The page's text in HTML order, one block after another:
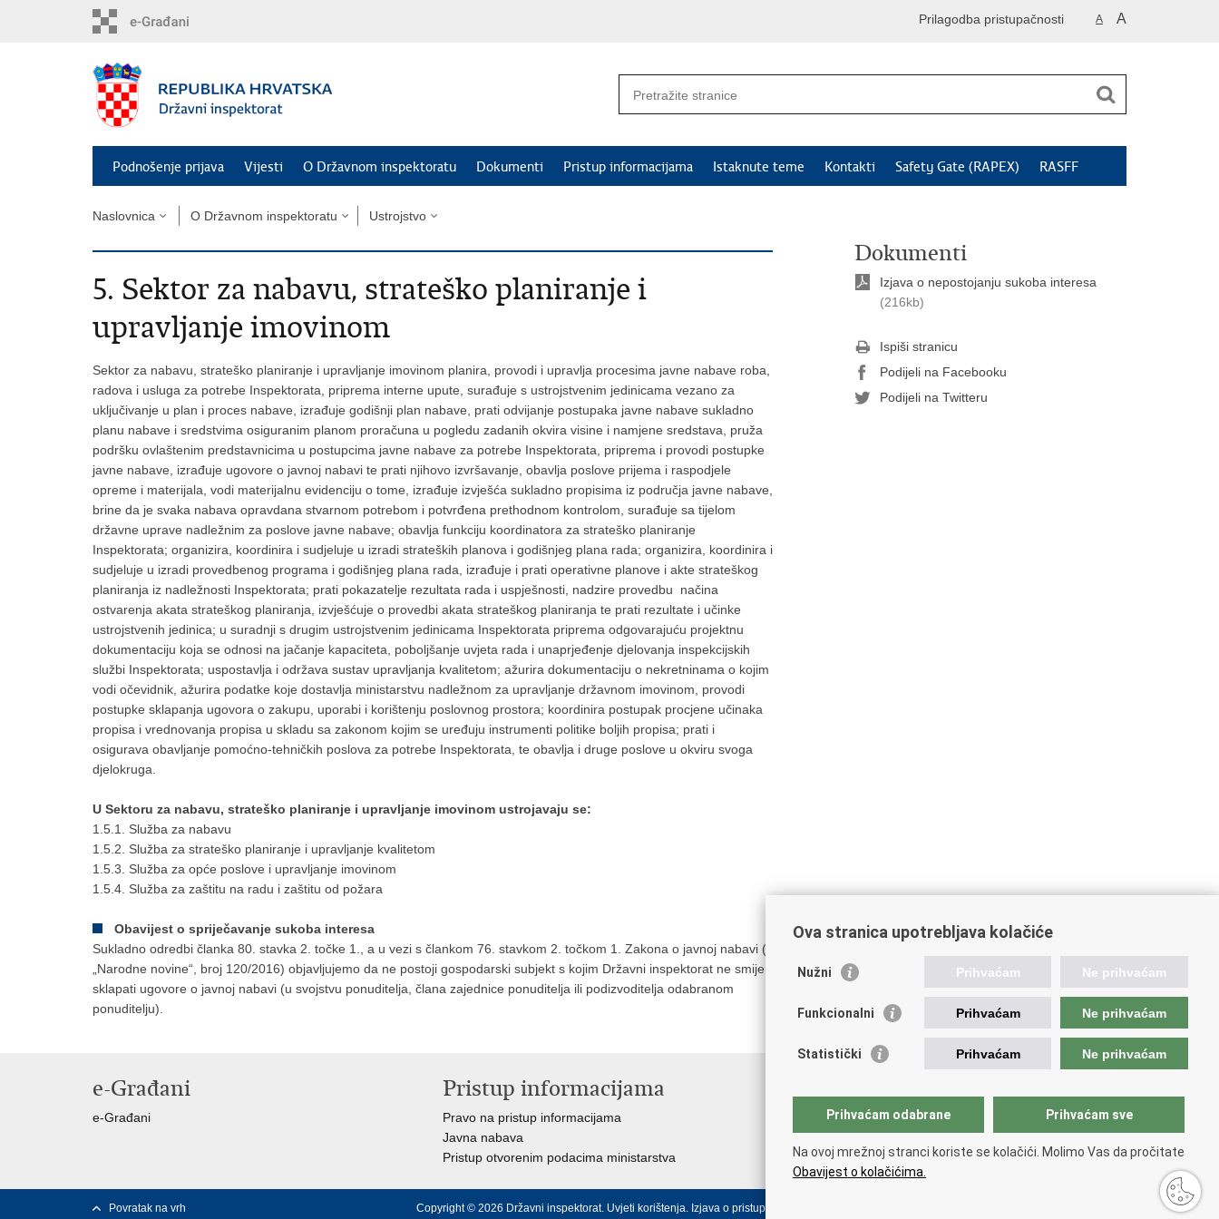
A A
Prilagodba pristupačnosti
Podnošenje prijava Vijesti O Državnom inspektoratu Dokumenti Pristup informacijama Istaknute teme Kontakti Safety Gate (RAPEX) RASFF
Naslovnica O Državnom inspektoratu Ustrojstvo
5. Sektor za nabavu, strateško planiranje i
upravljanje imovinom
Sektor za nabavu, strateško planiranje i upravljanje imovinom planira, provodi i upravlja procesima javne nabave roba,
radova i usluga za potrebe Inspektorata, priprema interne upute, surađuje s ustrojstvenim jedinicama vezano za
uključivanje u plan i proces nabave, izrađuje godišnji plan nabave, prati odvijanje postupaka javne nabave sukladno
planu nabave i sredstvima osiguranim planom proračuna u pogledu zadanih okvira visine i namjene sredstava, pruža
podršku ovlaštenim predstavnicima u postupcima javne nabave za potrebe Inspektorata, priprema i provodi postupke
javne nabave, izrađuje ugovore o javnoj nabavi te prati njihovo izvršavanje, obavlja poslove prijema i raspodjele
opreme i materijala, vodi materijalnu evidenciju o tome, izrađuje izvješća sukladno propisima iz područja javne nabave,
brine da je svaka nabava opravdana stvarnom potrebom i potvrđena prethodnom kontrolom, surađuje sa tijelom
državne uprave nadležnim za poslove javne nabave; obavlja funkciju koordinatora za strateško planiranje
Inspektorata; organizira, koordinira i sudjeluje u izradi strateških planova i godišnjeg plana rada; organizira, koordinira i
sudjeluje u izradi provedbenog programa i godišnjeg plana rada, izrađuje i prati operativne planove i akte strateškog
planiranja iz nadležnosti Inspektorata; prati pokazatelje rezultata rada i uspješnosti, nadzire provedbu načina
ostvarenja akata strateškog planiranja, izvješćuje o provedbi akata strateškog planiranja te prati rezultate i učinke
ustrojstvenih jedinica; u suradnji s drugim ustrojstvenim jedinicama Inspektorata priprema odgovarajuću projektnu
dokumentaciju koja se odnosi na jačanje kapaciteta, poboljšanje uvjeta rada i unaprjeđenje djelovanja inspekcijskih
službi Inspektorata; uspostavlja i održava sustav upravljanja kvalitetom; ažurira dokumentaciju o nekretninama o kojim
vodi očevidnik, ažurira podatke koje dostavlja ministarstvu nadležnom za upravljanje državnom imovinom, provodi
postupke sklapanja ugovora o zakupu, uporabi i korištenju poslovnog prostora; koordinira postupak procjene učinaka
propisa i vrednovanja propisa u skladu sa zakonom kojim se uređuju instrumenti politike boljih propisa; prati i
osigurava obavljanje pomoćno-tehničkih poslova za potrebe Inspektorata, te obavlja i druge poslove u okviru svoga
djelokruga.
U Sektoru za nabavu, strateško planiranje i upravljanje imovinom ustrojavaju se:
1.5.1. Služba za nabavu
1.5.2. Služba za strateško planiranje i upravljanje kvalitetom
1.5.3. Služba za opće poslove i upravljanje imovinom
1.5.4. Služba za zaštitu na radu i zaštitu od požara
Obavijest o spriječavanje sukoba interesa
Sukladno odredbi članka 80. stavka 2. točke 1., a u vezi s člankom 76. stavkom 2. točkom 1. Zakona o javnoj nabavi (
„Narodne novine“, broj 120/2016) objavljujemo da ne postoji gospodarski subjekt s kojim Državni inspektorat ne smije
sklapati ugovore o javnoj nabavi (u svojstvu ponuditelja, člana zajednice ponuditelja ili podizvoditelja odabranom
ponuditelju).
Dokumenti
Izjava o nepostojanju sukoba interesa
(216kb)
Ispiši stranicu
Podijeli na Facebooku
Podijeli na Twitteru
e-Građani
e-Građani
Pristup informacijama
Pravo na pristup informacijama
Javna nabava
Pristup otvorenim podacima ministarstva
Vlada RH
Pučka pravobraniteljica
Državna škola za javnu upravu
Povratak na vrh Copyright © 2026 Državni inspektorat. Uvjeti korištenja. Izjava o pristupačnosti
Ova stranica upotrebljava kolačiće
Nužni Prihvaćam Ne prihvaćam
Funkcionalni Prihvaćam Ne prihvaćam
Statistički Prihvaćam Ne prihvaćam
Prihvaćam odabrane Prihvaćam sve
Na ovoj mrežnoj stranci koriste se kolačići. Molimo Vas da pročitate
Obavijest o kolačićima.